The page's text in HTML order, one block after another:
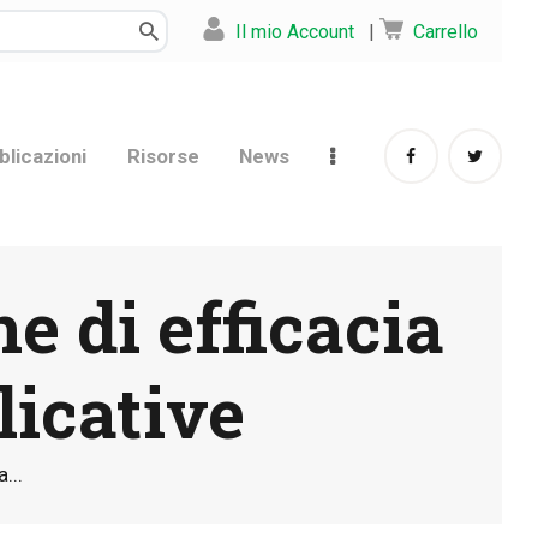
Il mio Account | Carrello
Risorse News
di efficacia